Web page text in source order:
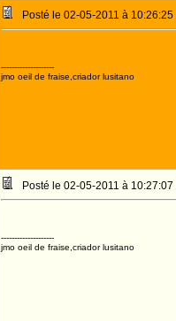
Posté le 02-05-2011 à 10:26:25
--------------------
jmo oeil de fraise,criador lusitano
Posté le 02-05-2011 à 10:27:07
--------------------
jmo oeil de fraise,criador lusitano